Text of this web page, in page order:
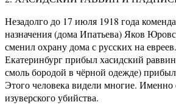
Незадолго до 17 июля 1918 года
назначения (дома Ипатьева) Яков
сменил охрану дома с русских на
Екатеринбург прибыл хасидский
смоль бородой в чёрной одежде)
Этого человека видели многие.
изуверского убийства.